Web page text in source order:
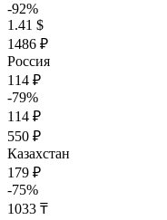
-92%
1.41 $
1486 ₽
Россия
114 ₽
-79%
114 ₽
550 ₽
Казахстан
179 ₽
-75%
1033 ₸